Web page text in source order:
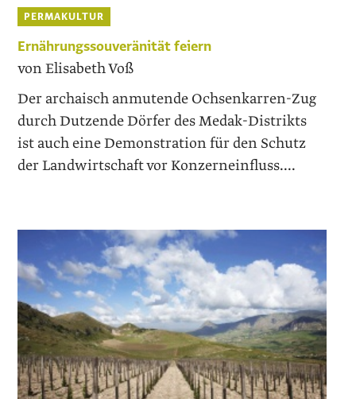
PERMAKULTUR
Ernährungssouveränität feiern
von Elisabeth Voß
Der archaisch anmutende Ochsenkarren-Zug
durch Dutzende Dörfer des Medak-Distrikts
ist auch eine Demonstration für den Schutz
der Landwirtschaft vor Konzerneinfluss....